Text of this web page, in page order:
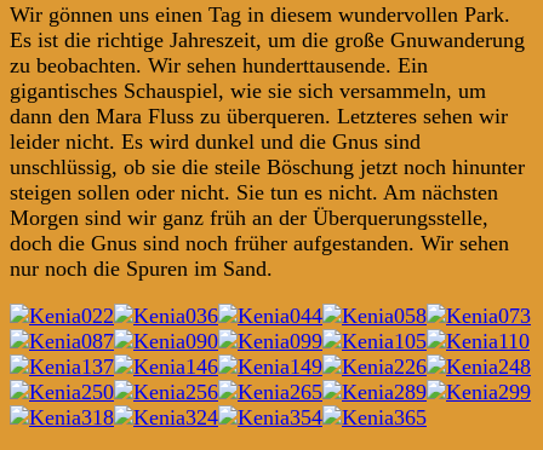
Wir gönnen uns einen Tag in diesem wundervollen Park.
Es ist die richtige Jahreszeit, um die große Gnuwanderung
zu beobachten. Wir sehen hunderttausende. Ein
gigantisches Schauspiel, wie sie sich versammeln, um
dann den Mara Fluss zu überqueren. Letzteres sehen wir
leider nicht. Es wird dunkel und die Gnus sind
unschlüssig, ob sie die steile Böschung jetzt noch hinunter
steigen sollen oder nicht. Sie tun es nicht. Am nächsten
Morgen sind wir ganz früh an der Überquerungsstelle,
doch die Gnus sind noch früher aufgestanden. Wir sehen
nur noch die Spuren im Sand.